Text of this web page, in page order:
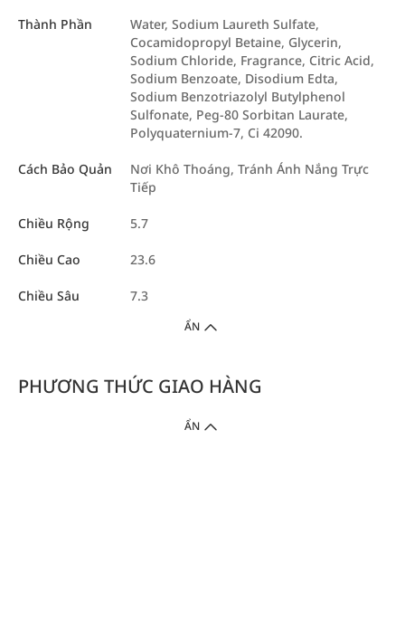
Thành Phần
Water, Sodium Laureth Sulfate,
Cocamidopropyl Betaine, Glycerin,
Sodium Chloride, Fragrance, Citric Acid,
Sodium Benzoate, Disodium Edta,
Sodium Benzotriazolyl Butylphenol
Sulfonate, Peg-80 Sorbitan Laurate,
Polyquaternium-7, Ci 42090.
Cách Bảo Quản
Nơi Khô Thoáng, Tránh Ánh Nắng Trực
Tiếp
Chiều Rộng 5.7
Chiều Cao 23.6
Chiều Sâu 7.3
ẨN
PHƯƠNG THỨC GIAO HÀNG
ẨN